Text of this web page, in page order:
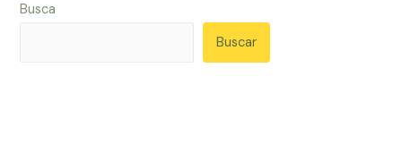
Busca
Buscar